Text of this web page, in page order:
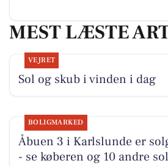
MEST LÆSTE
VEJRET
Sol og skub i vinden i dag
BOLIGMARKED
Åbuen 3 i Karlslunde er
- se køberen og 10 andre